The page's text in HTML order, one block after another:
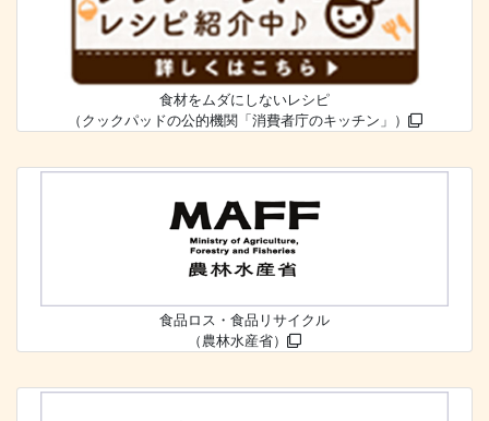
食材をムダにしないレシピ
（クックパッドの公的機関「消費者庁のキッチン」）
食品ロス・食品リサイクル
（農林水産省）